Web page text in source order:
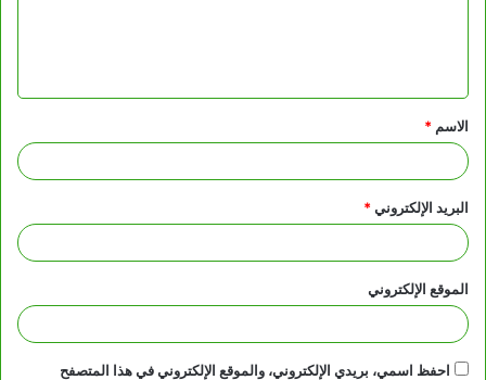
ق
*
الاسم *
البريد الإلكتروني*
الموقع الإلكتروني
احفظ اسمي، بريدي الإلكتروني، والموقع الإلكتروني في هذا المتصفح